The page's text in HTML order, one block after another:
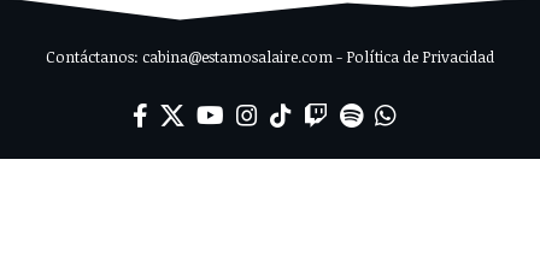
Contáctanos: cabina@estamosalaire.com - Política de Privacidad